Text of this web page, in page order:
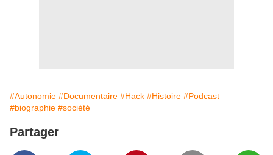
#Autonomie #Documentaire #Hack #Histoire #Podcast
#biographie #société
Partager